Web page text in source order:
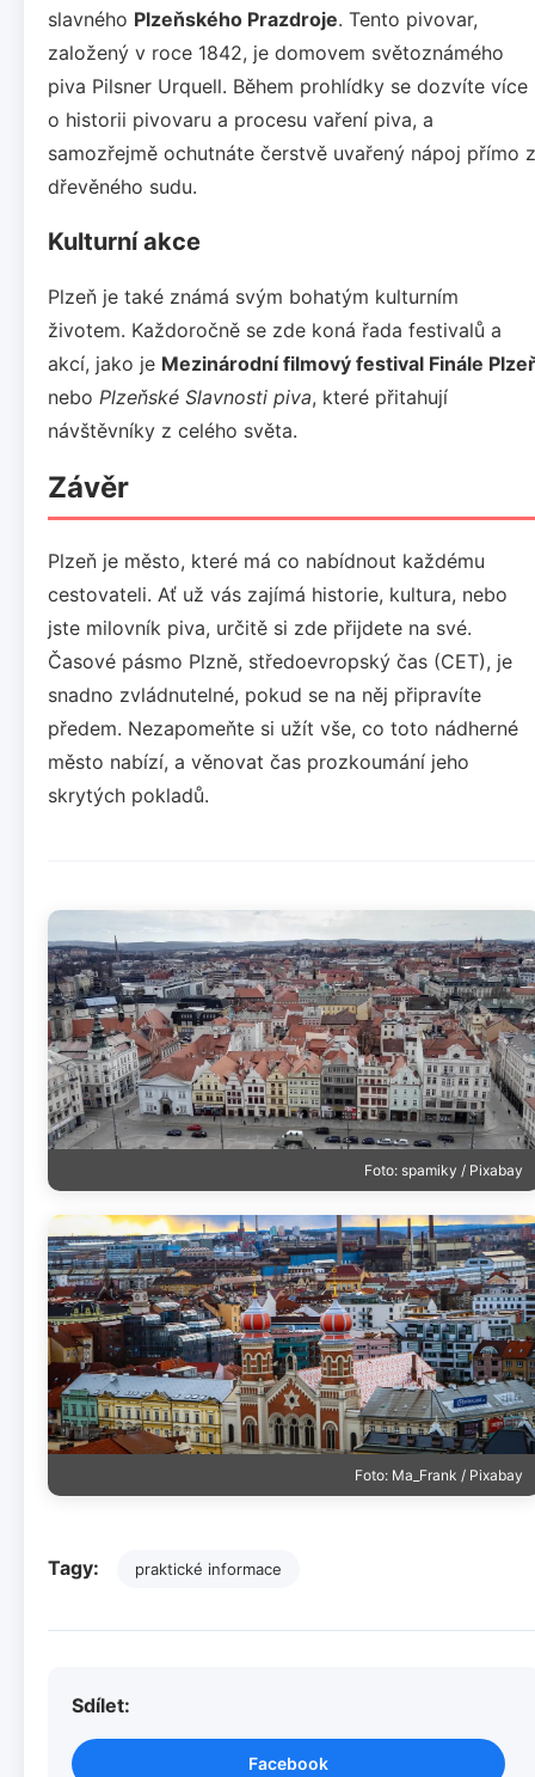
slavného Plzeňského Prazdroje. Tento pivovar,
založený v roce 1842, je domovem světoznámého
piva Pilsner Urquell. Během prohlídky se dozvíte více
o historii pivovaru a procesu vaření piva, a
samozřejmě ochutnáte čerstvě uvařený nápoj přímo z
dřevěného sudu.
Kulturní akce
Plzeň je také známá svým bohatým kulturním
životem. Každoročně se zde koná řada festivalů a
akcí, jako je Mezinárodní filmový festival Finále
nebo Plzeňské Slavnosti piva, které přitahují
návštěvníky z celého světa.
Závěr
Plzeň je město, které má co nabídnout každému
cestovateli. Ať už vás zajímá historie, kultura, nebo
jste milovník piva, určitě si zde přijdete na své.
Časové pásmo Plzně, středoevropský čas (CET), je
snadno zvládnutelné, pokud se na něj připravíte
předem. Nezapomeňte si užít vše, co toto nádherné
město nabízí, a věnovat čas prozkoumání jeho
skrytých pokladů.
Foto: spamiky / Pixabay
Foto: Ma_Frank / Pixabay
Tagy: praktické informace
Sdílet:
Facebook